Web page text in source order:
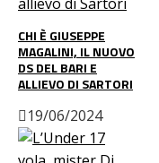
CHI È GIUSEPPE
MAGALINI, IL NUOVO
DS DEL BARI E
ALLIEVO DI SARTORI
19/06/2024